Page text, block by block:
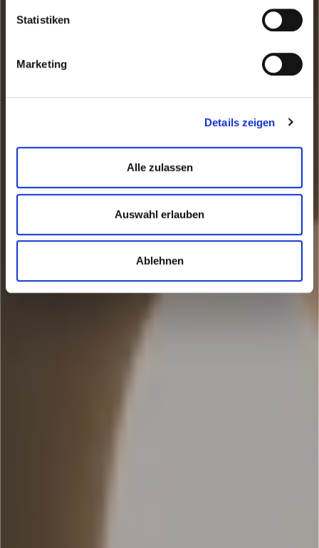
Statistiken
Marketing
Details zeigen
Alle zulassen
Auswahl erlauben
Ablehnen